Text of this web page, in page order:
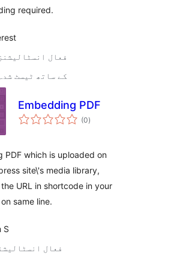
required.
100+ فعال انسٹالیشنز
7.0.3 کے ساتھ ٹیسٹ شدہ
Embedding PDF
(0مجموعی
درجہ
)
PDF which is uploaded on
site\'s media library,
URL in shortcode in your
same line.
S
20+ فعال